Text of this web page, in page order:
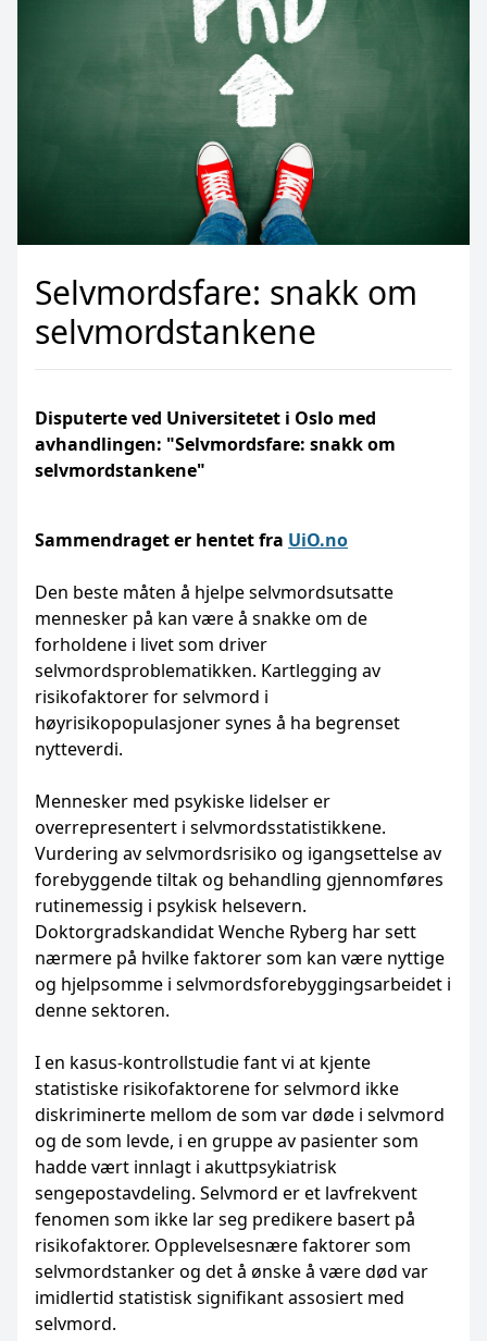
Selvmordsfare: snakk om
selvmordstankene
Disputerte ved Universitetet i Oslo med
avhandlingen: "Selvmordsfare: snakk om
selvmordstankene"
Sammendraget er hentet fra UiO.no
Den beste måten å hjelpe selvmordsutsatte
mennesker på kan være å snakke om de
forholdene i livet som driver
selvmordsproblematikken. Kartlegging av
risikofaktorer for selvmord i
høyrisikopopulasjoner synes å ha begrenset
nytteverdi.
Mennesker med psykiske lidelser er
overrepresentert i selvmordsstatistikkene.
Vurdering av selvmordsrisiko og igangsettelse av
forebyggende tiltak og behandling gjennomføres
rutinemessig i psykisk helsevern.
Doktorgradskandidat Wenche Ryberg har sett
nærmere på hvilke faktorer som kan være nyttige
og hjelpsomme i selvmordsforebyggingsarbeidet i
denne sektoren.
I en kasus-kontrollstudie fant vi at kjente
statistiske risikofaktorene for selvmord ikke
diskriminerte mellom de som var døde i selvmord
og de som levde, i en gruppe av pasienter som
hadde vært innlagt i akuttpsykiatrisk
sengepostavdeling. Selvmord er et lavfrekvent
fenomen som ikke lar seg predikere basert på
risikofaktorer. Opplevelsesnære faktorer som
selvmordstanker og det å ønske å være død var
imidlertid statistisk signifikant assosiert med
selvmord.